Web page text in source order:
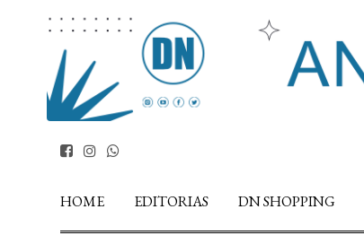
HOME EDITORIAS DN SHOPPING